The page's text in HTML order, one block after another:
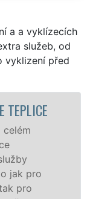
a a vyklízecích
služeb, od
vyklizení před
VYKLÍZECÍ